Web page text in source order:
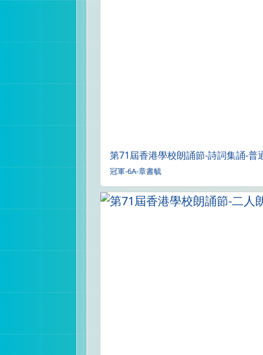
第71屆香港學校朗誦節-詩詞集誦-普
冠軍-6A-章書毓